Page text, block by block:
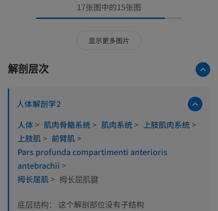
17张图中的15张图
显示更多图片
解剖层次
人体解剖学2
人体> 肌肉骨骼系统> 肌肉系统> 上肢肌肉系统>
上肢肌> 前臂肌>
Pars profunda compartimenti anterioris
antebrachii >
拇长屈肌> 拇长屈肌腱
底层结构： 这个解剖部位没有子结构